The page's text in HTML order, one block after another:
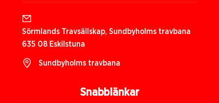
Snabblänkar
Sörmlands Travsällskap, Sundbyholms travbana
635 08 Eskilstuna
Sundbyholms travbana